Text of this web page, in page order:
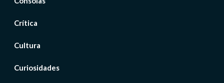
Crítica
Cultura
Curiosidades